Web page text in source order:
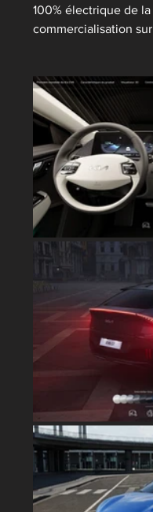
100% électrique de
commercialisation